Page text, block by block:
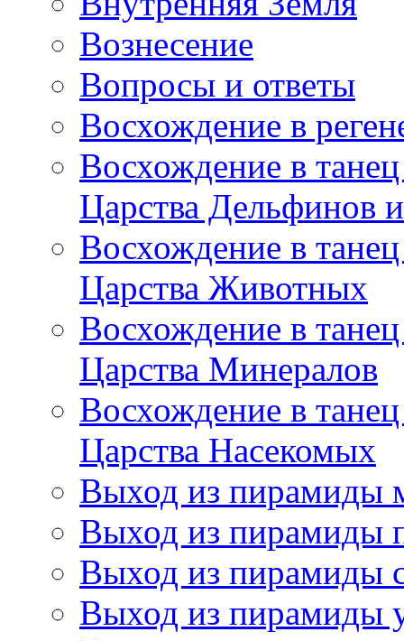
Вознесение
Вопросы и ответы
Восхождение в
Восхождение в
Царства Дельфинов
Восхождение в
Царства Животных
Восхождение в
Царства Минералов
Восхождение в
Царства Насекомых
Выход из пирамиды
Выход из пирамиды
Выход из пирамиды
Выход из пирамиды